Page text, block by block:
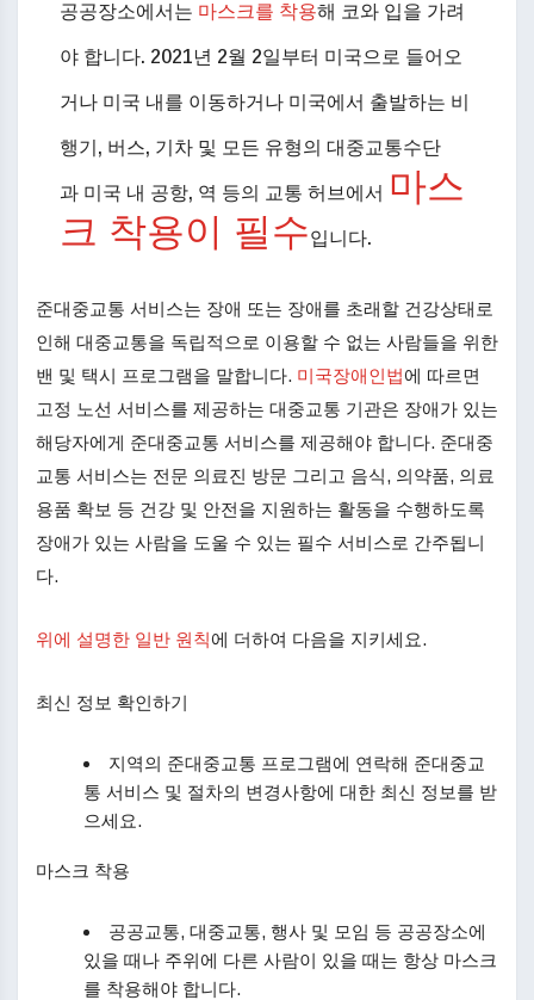
공공장소에서는 마스크를 착용해 코와 입을 가려
야 합니다. 2021년 2월 2일부터 미국으로 들어오
거나 미국 내를 이동하거나 미국에서 출발하는 비
행기, 버스, 기차 및 모든 유형의 대중교통수단
과 미국 내 공항, 역 등의 교통 허브에서 마스
크 착용이 필수입니다.​
준대중교통 서비스는 장애 또는 장애를 초래할 건강상태로
인해 대중교통을 독립적으로 이용할 수 없는 사람들을 위한
밴 및 택시 프로그램을 말합니다. 미국장애인법 외부 아이콘
에 따르면
고정 노선 서비스를 제공하는 대중교통 기관은 장애가 있는
해당자에게 준대중교통 서비스를 제공해야 합니다. 준대중
교통 서비스는 전문 의료진 방문 그리고 음식, 의약품, 의료
용품 확보 등 건강 및 안전을 지원하는 활동을 수행하도록
장애가 있는 사람을 도울 수 있는 필수 서비스로 간주됩니
다.
위에 설명한 일반 원칙에 더하여 다음을 지키세요.
최신 정보 확인하기
지역의 준대중교통 프로그램에 연락해 준대중교
통 서비스 및 절차의 변경사항에 대한 최신 정보를 받
으세요.
마스크 착용
공공교통, 대중교통, 행사 및 모임 등 공공장소에
있을 때나 주위에 다른 사람이 있을 때는 항상 마스크
를 착용해야 합니다.